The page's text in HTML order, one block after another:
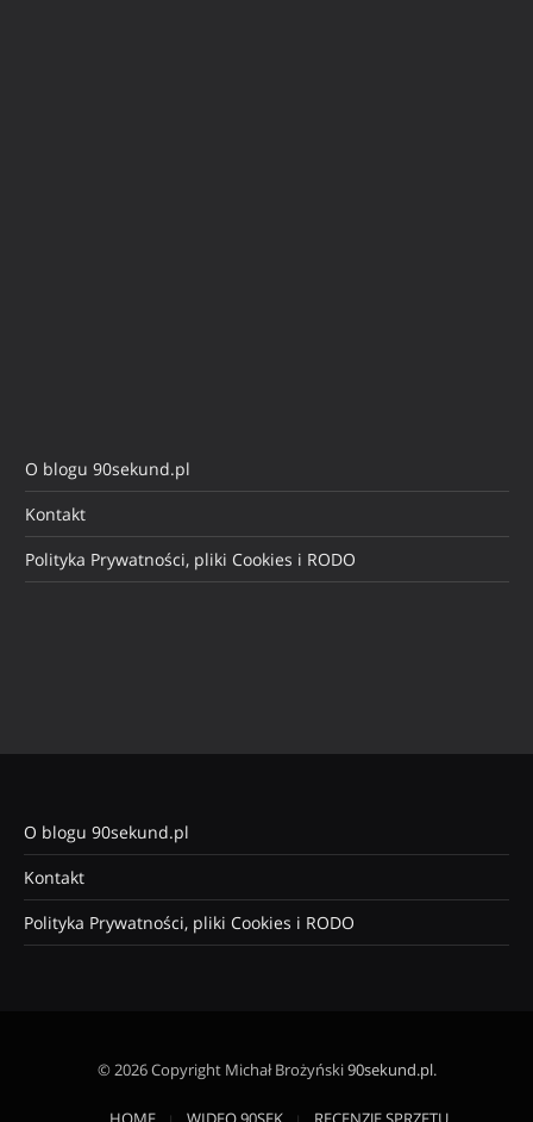
O blogu 90sekund.pl
Kontakt
Polityka Prywatności, pliki Cookies i RODO
O blogu 90sekund.pl
Kontakt
Polityka Prywatności, pliki Cookies i RODO
© 2026 Copyright Michał Brożyński90sekund.pl.